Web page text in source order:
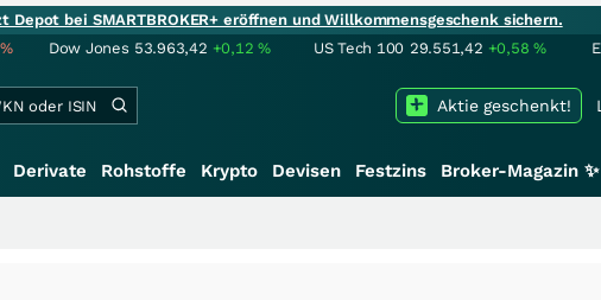
Depot bei SMARTBROKER+ eröffnen und Willkommensgeschenk sichern.
% Dow Jones 53.963,42 +0,12% US Tech 100 29.551,42 +0,58%
Aktie geschenkt!
Derivate Rohstoffe Krypto Devisen Festzins Broker-Magazin ✨